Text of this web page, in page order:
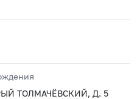
ТОЛМАЧЁВСКИЙ, Д. 5